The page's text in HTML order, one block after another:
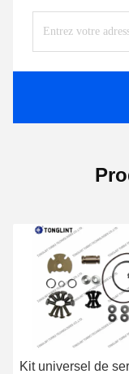
Kit universel de